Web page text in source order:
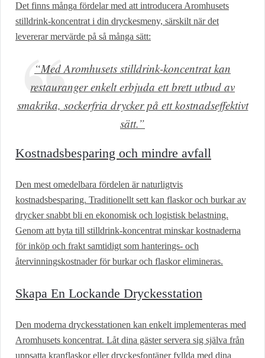
Det finns många fördelar med att introducera Aromhusets
stilldrink-koncentrat i din dryckesmeny, särskilt när det
levererar mervärde på så många sätt:
“Med Aromhusets stilldrink-koncentrat kan
restauranger enkelt erbjuda ett brett utbud av
smakrika, sockerfria drycker på ett kostnadseffektivt
sätt.”
Kostnadsbesparing och mindre avfall
Den mest omedelbara fördelen är naturligtvis
kostnadsbesparing. Traditionellt sett kan flaskor och burkar av
drycker snabbt bli en ekonomisk och logistisk belastning.
Genom att byta till stilldrink-koncentrat minskar kostnaderna
för inköp och frakt samtidigt som hanterings- och
återvinningskostnader för burkar och flaskor elimineras.
Skapa En Lockande Dryckesstation
Den moderna dryckesstationen kan enkelt implementeras med
Aromhusets koncentrat. Låt dina gäster servera sig själva från
uppsatta kranflaskor eller dryckesfontäner fyllda med dina